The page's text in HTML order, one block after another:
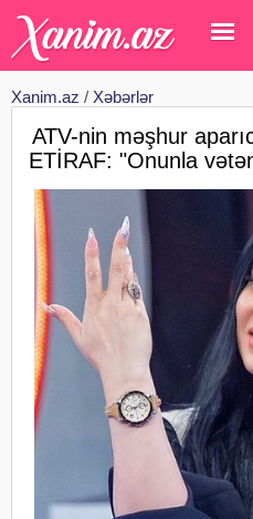
Xanim.az / Xəbərlər
ATV-nin məşhur
ETİRAF: "Onunla